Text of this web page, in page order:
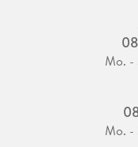
Mo. -
Mo. -